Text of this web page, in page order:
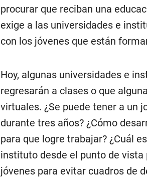
procurar que reciban una
exige a las universidades e
con los jóvenes que están
Hoy, algunas universidades e
regresarán a clases o que
virtuales. ¿Se puede tener a un
durante tres años? ¿Cómo
para que logre trabajar? ¿Cuál
instituto desde el punto de
jóvenes para evitar cuadros de